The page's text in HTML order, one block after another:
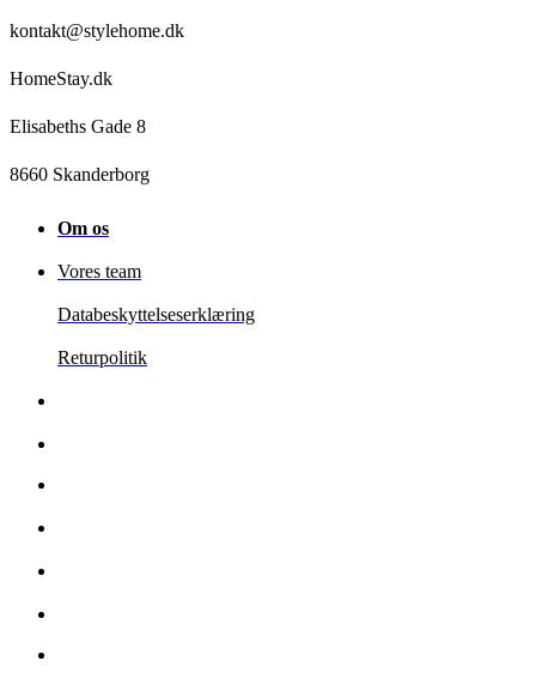
kontakt@stylehome.dk
HomeStay.dk
Elisabeths Gade 8
8660 Skanderborg
Om os
Vores team
Databeskyttelseserklæring
Returpolitik